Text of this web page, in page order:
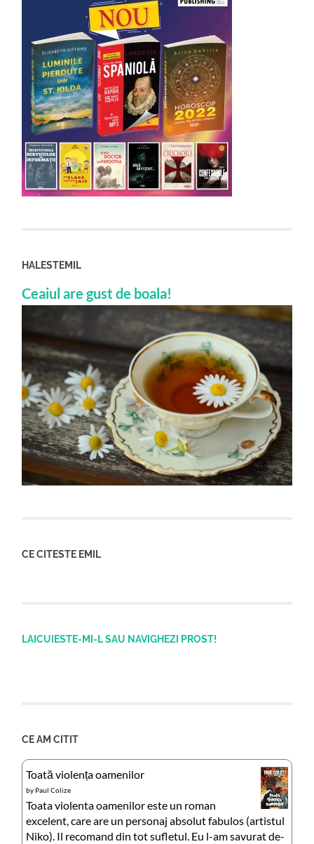
HALESTEMIL
Ceaiul are gust de boala!
CE CITESTE EMIL
LAICUIESTE-MI-L SAU NAVIGHEZI PROST!
CE AM CITIT
Toată violența oamenilor
by Paul Colize
Toata violenta oamenilor este un roman
excelent, care are un personaj absolut fabulos (artistul
Niko). Il recomand din tot sufletul. Eu l-am savurat de-